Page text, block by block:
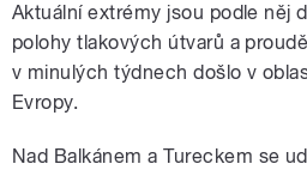
Aktuální extrémy jsou podle něj
polohy tlakových útvarů a
v minulých týdnech došlo v
Evropy.
Nad Balkánem a Tureckem se